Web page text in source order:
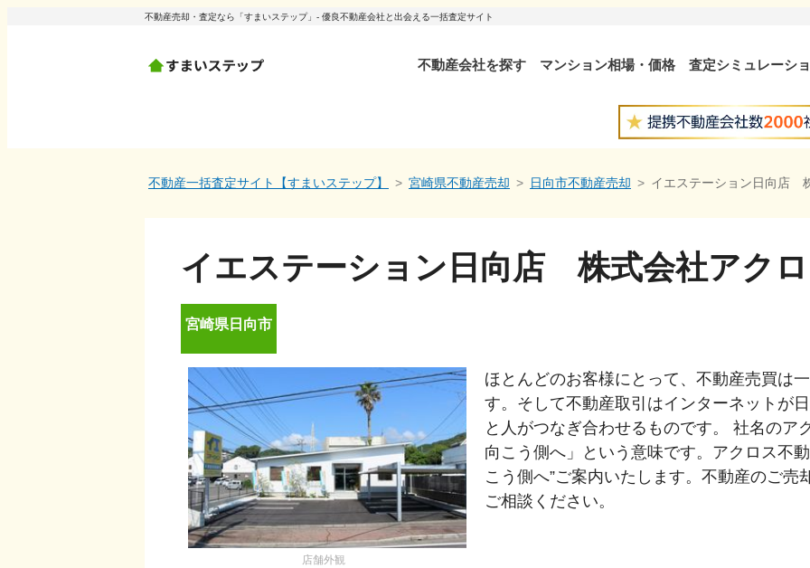
不動産売却・査定なら「すまいステップ」- 優良不動産会社と出会える一括査定サイト
不動産会社を探す マンション相場・価格 査定シミュレーシ
不動産一括査定サイト【すまいステップ】 宮崎県不動産売却 日向市不動産売却 イエステーション日向店
イエステーション日向店 株式会社アク
宮崎県 日向市
店舗外観
ほとんどのお客様にとって、不動産売買は
す。そして不動産取引はインターネットが
と人がつなぎ合わせるものです。 社名のア
向こう側へ」という意味です。アクロス不
こう側へ”ご案内いたします。不動産のご売
ご相談ください。